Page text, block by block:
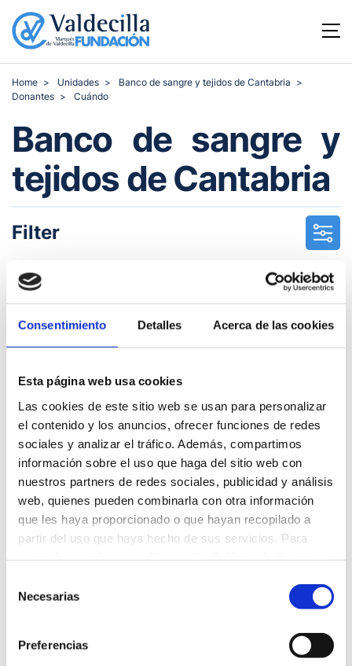
Consentimiento Detalles Acerca de las cookies
Esta página web usa cookies
Las cookies de este sitio web se usan para personalizar
el contenido y los anuncios, ofrecer funciones de redes
sociales y analizar el tráfico. Además, compartimos
información sobre el uso que haga del sitio web con
nuestros partners de redes sociales, publicidad y análisis
web, quienes pueden combinarla con otra información
que les haya proporcionado o que hayan recopilado a
partir del uso que haya hecho de sus servicios. Para
Necesarias
Preferencias
Home Unidades
Banco de sangre y tejidos de Cantabria
Donantes
Cuándo
Banco de sangre y
tejidos de Cantabria
Filter
¡AHORA MISMO!
Sólo falta que te decidas, pero siempre teniendo en cuenta
que:
Nunca puedes donar sangre más de 4 veces al
año en los hombres y 3 en las mujeres.
El intérvalo entre donaciones debe ser superior